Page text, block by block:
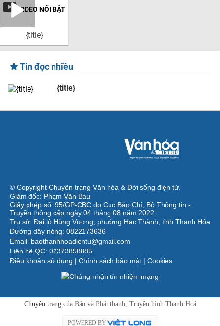
VIDEO NỔI BẬT
{title}
Tin đọc nhiều
{title}
© Copyright Chuyên trang Văn hóa & Đời sống điện tử.
Giám đốc: Phạm Văn Báu
Giấy phép số: 95/GP-CBC do Cục Báo Chí, Bộ Thông tin -
Truyền thông cấp ngày 04 tháng 08 năm 2022.
Trụ sở: Đại lộ Hùng Vương, phường Hạc Thành, tỉnh Thanh Hóa
Đường dây nóng: 0822173636
Email: baothanhhoadientu@gmail.com
Liên hệ QC: 02373858885.
Điều khoản sử dụng | Chính sách bảo mật | Cookies
Chuyên trang của Báo và Phát thanh, Truyền hình Thanh Hoá
POWERED BY